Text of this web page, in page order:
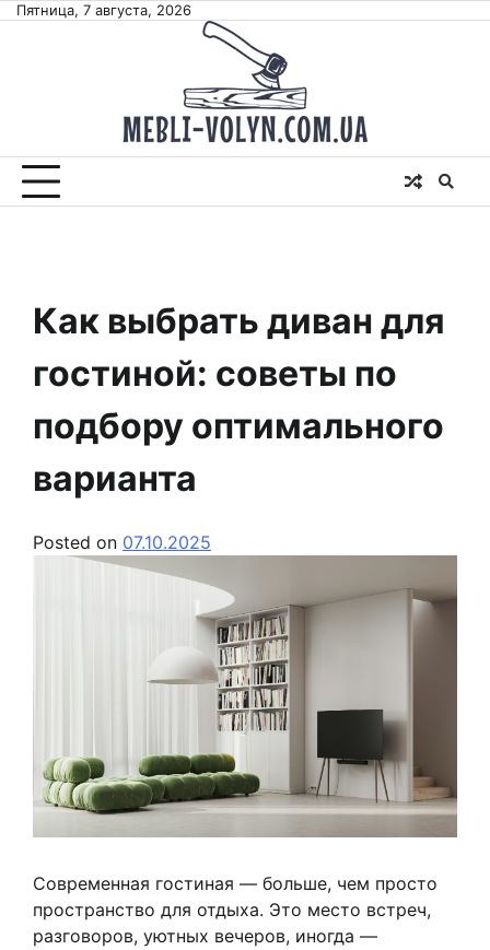
SkipПятница, 7 августа, 2026
Как выбрать диван для
гостиной: советы по
подбору оптимального
варианта
Posted on 07.10.2025
Современная гостиная — больше, чем просто
пространство для отдыха. Это место встреч,
разговоров, уютных вечеров, иногда —